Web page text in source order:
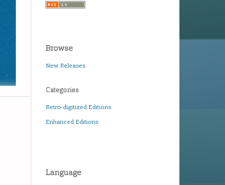
Browse
New Releases
Categories
Retro-digitized Editions
Enhanced Editions
Language